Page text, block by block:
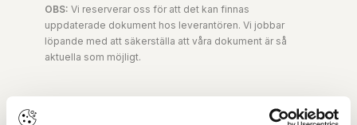
OBS: Vi reserverar oss för att det kan finnas
uppdaterade dokument hos leverantören. Vi jobbar
löpande med att säkerställa att våra dokument är så
aktuella som möjligt.
Skapa konto